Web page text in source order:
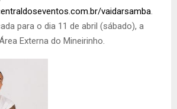
vaidarsamba
para o dia 11 de abril (sábado), a
Externa do Mineirinho.